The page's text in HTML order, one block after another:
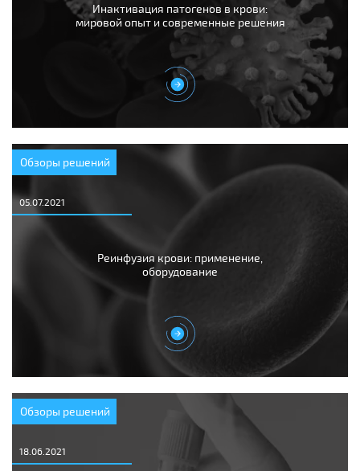
Инактивация патогенов в крови:
мировой опыт и современные решения
Обзоры решений
05.07.2021
Реинфузия крови: применение,
оборудование
Обзоры решений
18.06.2021